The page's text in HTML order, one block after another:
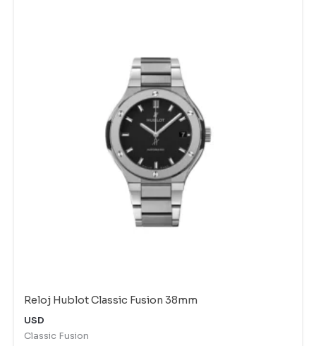
Reloj Hublot Classic Fusion 38mm
USD
Classic Fusion